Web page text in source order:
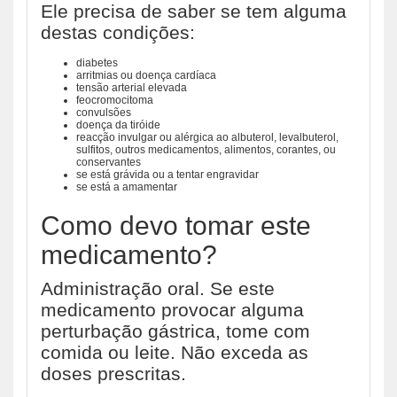
Ele precisa de saber se tem alguma
destas condições:
diabetes
arritmias ou doença cardíaca
tensão arterial elevada
feocromocitoma
convulsões
doença da tiróide
reacção invulgar ou alérgica ao albuterol, levalbuterol,
sulfitos, outros medicamentos, alimentos, corantes, ou
conservantes
se está grávida ou a tentar engravidar
se está a amamentar
Como devo tomar este
medicamento?
Administração oral. Se este
medicamento provocar alguma
perturbação gástrica, tome com
comida ou leite. Não exceda as
doses prescritas.